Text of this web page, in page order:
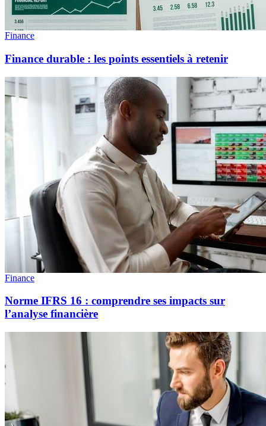
Finance
Finance durable : les points essentiels à retenir
Finance
Norme IFRS 16 : comprendre ses impacts sur
l’analyse financière